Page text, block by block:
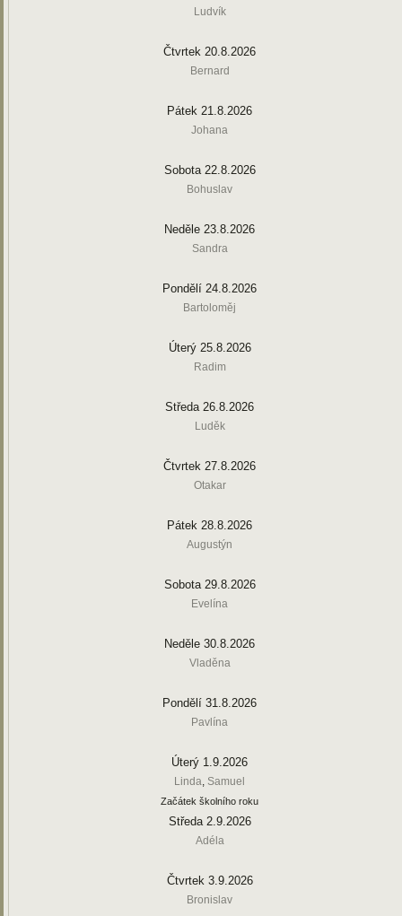
Ludvík
Čtvrtek 20.8.2026
Bernard
Pátek 21.8.2026
Johana
Sobota 22.8.2026
Bohuslav
Neděle 23.8.2026
Sandra
Pondělí 24.8.2026
Bartoloměj
Úterý 25.8.2026
Radim
Středa 26.8.2026
Luděk
Čtvrtek 27.8.2026
Otakar
Pátek 28.8.2026
Augustýn
Sobota 29.8.2026
Evelína
Neděle 30.8.2026
Vladěna
Pondělí 31.8.2026
Pavlína
Úterý 1.9.2026
Linda, Samuel
Začátek školního roku
Středa 2.9.2026
Adéla
Čtvrtek 3.9.2026
Bronislav